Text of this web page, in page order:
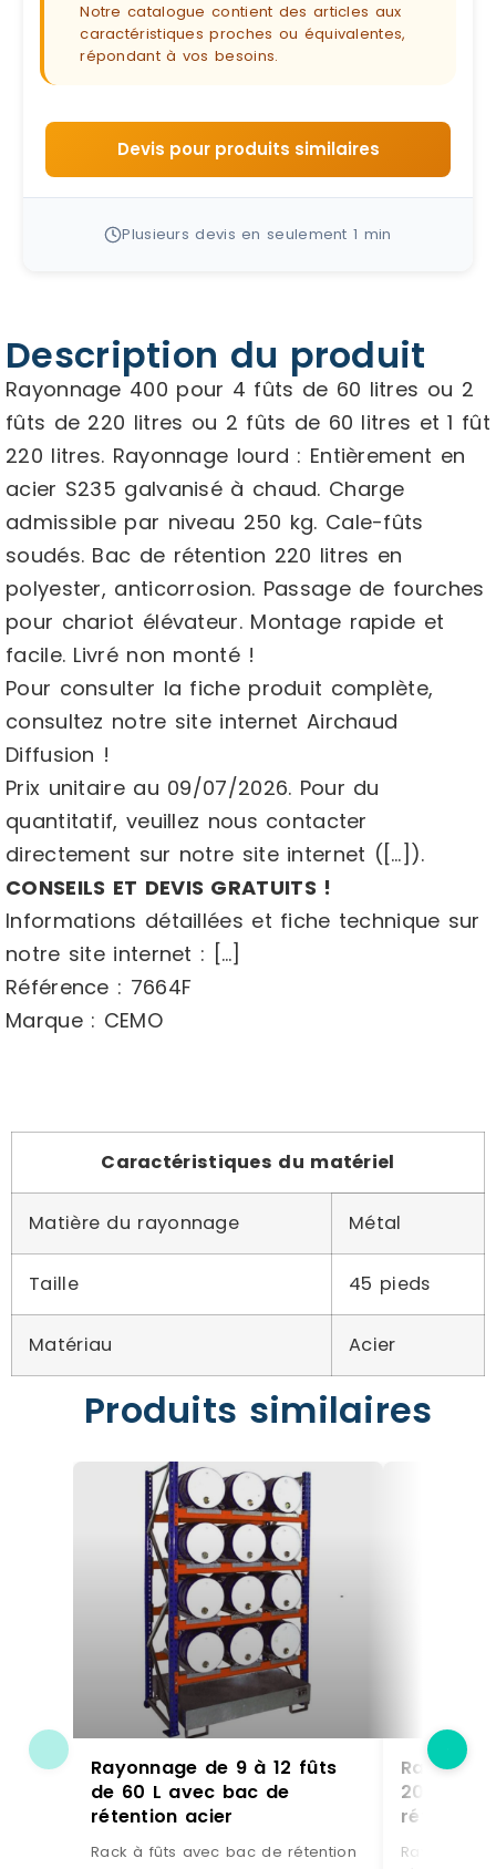
Notre catalogue contient des articles aux
caractéristiques proches ou équivalentes,
répondant à vos besoins.
Devis pour produits similaires
Plusieurs devis en seulement 1 min
Description du produit
Rayonnage 400 pour 4 fûts de 60 litres ou 2
fûts de 220 litres ou 2 fûts de 60 litres et 1 fût
220 litres. Rayonnage lourd : Entièrement en
acier S235 galvanisé à chaud. Charge
admissible par niveau 250 kg. Cale-fûts
soudés. Bac de rétention 220 litres en
polyester, anticorrosion. Passage de fourches
pour chariot élévateur. Montage rapide et
facile. Livré non monté !
Pour consulter la fiche produit complète,
consultez notre site internet Airchaud
Diffusion !
Prix unitaire au 09/07/2026. Pour du
quantitatif, veuillez nous contacter
directement sur notre site internet ([…]).
CONSEILS ET DEVIS GRATUITS !
Informations détaillées et fiche technique sur
notre site internet : […]
Référence : 7664F
Marque : CEMO
Caractéristiques du matériel
Matière du rayonnage Métal
Taille 45 pieds
Matériau Acier
Produits similaires
Rayonnage de 9 à 12 fûts
de 60 L avec bac de
rétention acier
Rack à fûts avec bac de rétention
200 L
rétention